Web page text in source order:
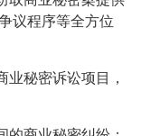
议程序等全方位
秘密诉讼项目，